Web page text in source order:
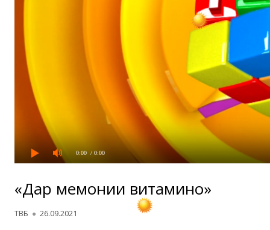
0:00 / 0:00
«Дар меҳмонии витаминҳо»
Автор
ТВБ Опубликовано
26.09.2021